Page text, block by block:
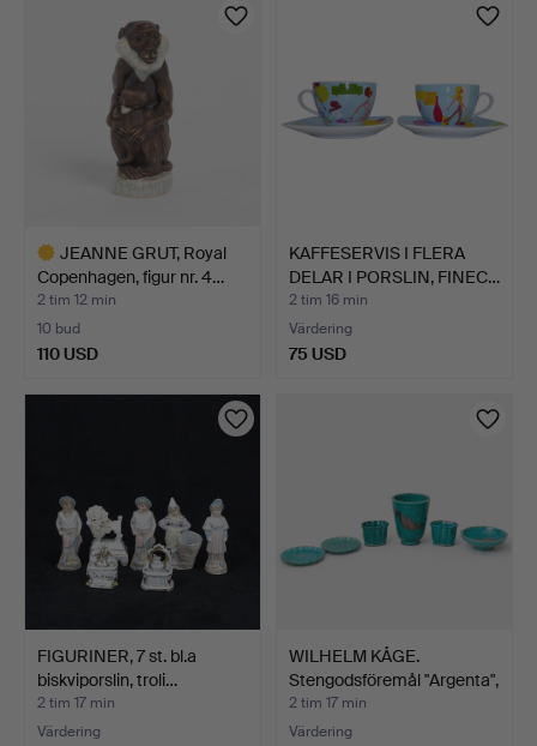
JEANNE GRUT, Royal
Copenhagen, figur nr. 4…
2 tim 12 min
10 bud
110 USD
KAFFESERVIS I FLERA
DELAR I PORSLIN, FINEC…
2 tim 16 min
Värdering
75 USD
FIGURINER, 7 st. bl.a
biskviporslin, troli…
2 tim 17 min
Värdering
WILHELM KÅGE.
Stengodsföremål "Argenta",
6…
2 tim 17 min
Värdering